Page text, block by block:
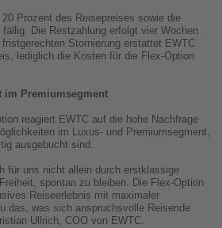
Prozent des Reisepreises sowie die
Die Restzahlung erfolgt vier Wochen
Stornierung erstattet EWTC
lediglich die Kosten für die Flex-Option
im Premiumsegment
reagiert EWTC auf die hohe Nachfrage
im Luxus- und Premiumsegment,
ausgebucht sind.
für uns nicht allein durch erstklassige
spontan zu bleiben. Die Flex-Option
Reiseerlebnis mit maximaler
das, was sich anspruchsvolle Reisende
Ullrich, COO von EWTC.